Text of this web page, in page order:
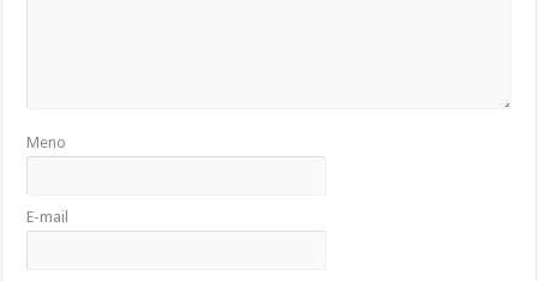
Meno
E-mail